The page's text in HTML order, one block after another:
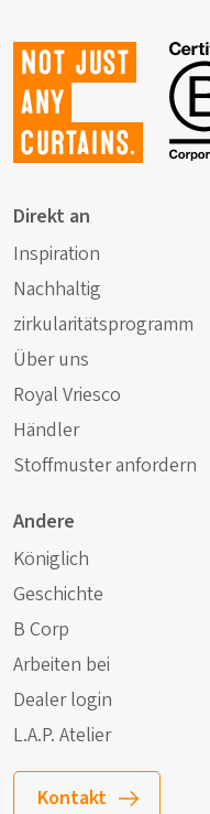
Not just
any
curtains.
Direkt an
Inspiration
Nachhaltig
zirkularitätsprogramm
Über uns
Royal Vriesco
Händler
Stoffmuster anfordern
Andere
Königlich
Geschichte
B Corp
Arbeiten bei
Dealer login
L.A.P. Atelier
Kontakt